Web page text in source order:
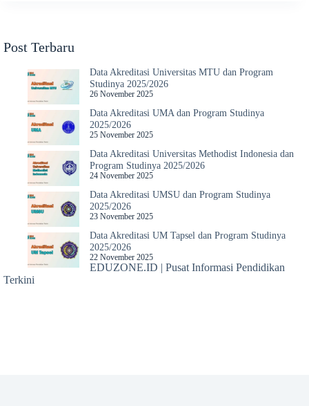
Post Terbaru
Data Akreditasi Universitas MTU dan Program
Studinya 2025/2026
26 November 2025
Data Akreditasi UMA dan Program Studinya
2025/2026
25 November 2025
Data Akreditasi Universitas Methodist Indonesia dan
Program Studinya 2025/2026
24 November 2025
Data Akreditasi UMSU dan Program Studinya
2025/2026
23 November 2025
Data Akreditasi UM Tapsel dan Program Studinya
2025/2026
22 November 2025
EDUZONE.ID | Pusat Informasi Pendidikan
Terkini